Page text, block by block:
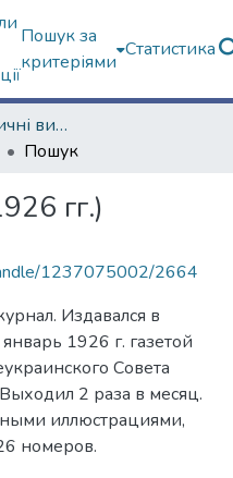
Пошук за
критеріями
Статистика
Харківські періодичні видання
Пошук
гг.)
1237075002/2664
Издавался в
1926 г. газетой
Совета
2 раза в месяц.
иллюстрациями,
номеров.